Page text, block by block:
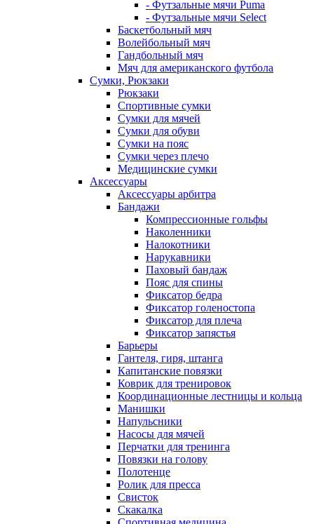
- Футзальные мячи Puma
- Футзальные мячи Select
Баскетбольный мяч
Волейбольный мяч
Гандбольный мяч
Мяч для американского футбола
Сумки, Рюкзаки
Рюкзаки
Спортивные сумки
Сумки для мячей
Сумки для обуви
Сумки на пояс
Сумки через плечо
Медицинские сумки
Аксессуары
Аксессуары арбитра
Бандажи
Компрессионные гольфы
Наколенники
Налокотники
Нарукавники
Паховый бандаж
Пояс для спины
Фиксатор бедра
Фиксатор голеностопа
Фиксатор для плеча
Фиксатор запястья
Барьеры
Гантеля, гиря, штанга
Капитанские повязки
Коврик для тренировок
Координационные лестницы и кольца
Манишки
Напульсники
Насосы для мячей
Перчатки для тренинга
Повязки на голову
Полотенце
Ролик для пресса
Свисток
Скакалка